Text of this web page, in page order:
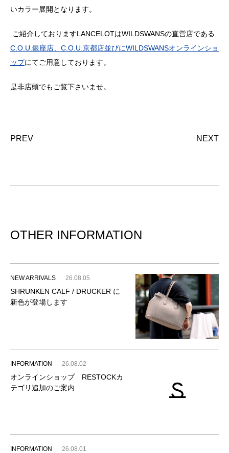
いカラー展開となります。
ご紹介しておりますLANCELOTはWILDSWANSの直営店である
C.O.U. 銀座店、 C.O.U. 京都店並びにWILDSWANSオンラインショ
ップにてご用意しております。
是非店頭でもご覧下さいませ。
PREV NEXT
OTHER INFORMATION
NEW ARRIVALS 26.08.05
SHRUNKEN CALF / DRUCKER に
新色が登場します
INFORMATION 26.08.02
オンラインショップ RESTOCKカ
テゴリ追加のご案内
INFORMATION 26.08.01